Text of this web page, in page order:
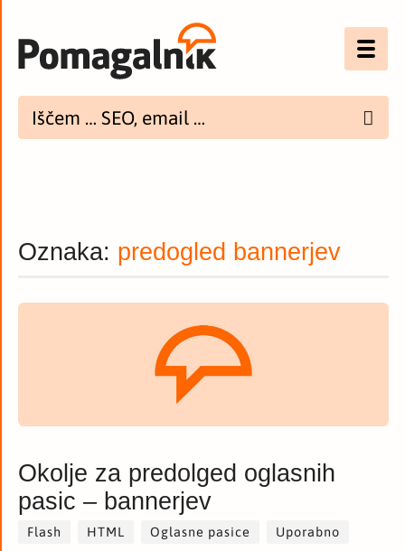
UX
Spletna dostopnost
Imenik
Oznaka: predogled bannerjev
Okolje za predolged oglasnih
pasic – bannerjev
Flash HTML Oglasne pasice
Uporabno